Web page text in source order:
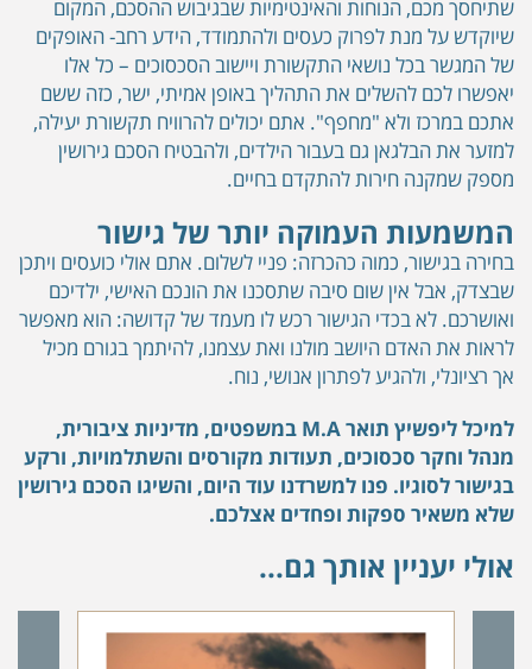
שתיחסך מכם, הנוחות והאינטימיות שבגיבוש ההסכם, המקום
שיוקדש על מנת לפרוק כעסים ולהתמודד, הידע רחב- האופקים
של המגשר בכל נושאי התקשורת ויישוב הסכסוכים – כל אלו
יאפשרו לכם להשלים את התהליך באופן אמיתי, ישר, כזה ששם
אתכם במרכז ולא "מחפף". אתם יכולים להרוויח תקשורת יעילה,
למזער את הבלגאן גם בעבור הילדים, ולהבטיח הסכם גירושין
מספק שמקנה חירות להתקדם בחיים.
המשמעות העמוקה יותר של גישור
בחירה בגישור, כמוה כהכרזה: פניי לשלום. אתם אולי כועסים ויתכן
שבצדק, אבל אין שום סיבה שתסכנו את הונכם האישי, ילדיכם
ואושרכם. לא בכדי הגישור רכש לו מעמד של קדושה: הוא מאפשר
לראות את האדם היושב מולנו ואת עצמנו, להיתמך בגורם מכיל
אך רציונלי, ולהגיע לפתרון אנושי, נוח.
למיכל ליפשיץ תוארM.A במשפטים, מדיניות ציבורית,
מנהל וחקר סכסוכים, תעודות מקורסים והשתלמויות, ורקע
בגישור לסוגיו. פנו למשרדנו עוד היום, והשיגו הסכם גירושין
שלא משאיר ספקות ופחדים אצלכם.
אולי יעניין אותך גם...